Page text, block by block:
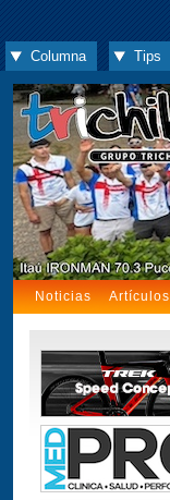
Columna Tips
Noticias Artículos